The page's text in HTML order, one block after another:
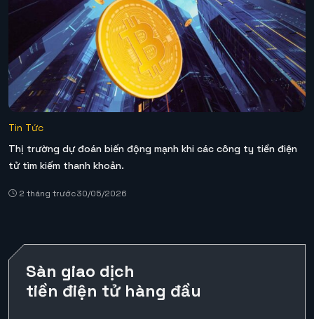
Tin Tức
Thị trường dự đoán biến động mạnh khi các công ty tiền điện
tử tìm kiếm thanh khoản.
2 tháng trước30/05/2026
Sàn giao dịch
tiền điện tử hàng đầu